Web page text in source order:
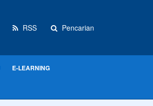
RSS Pencarian
E-LEARNING